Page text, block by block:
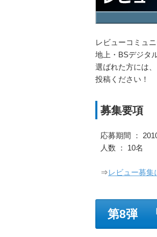
レビューコミュ
地上・BSデジタ
選ばれた方には
投稿ください！
募集要項
応募期間 ：
人数 ： 10名
⇒レビュー募集
第8弾